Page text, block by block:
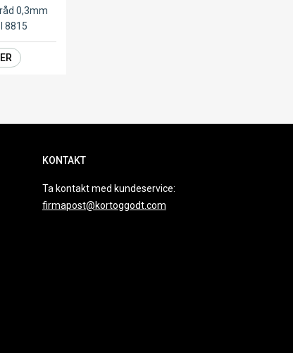
0,3mm
8815
KONTAKT
Ta kontakt med kundeservice:
firmapost@kortoggodt.com